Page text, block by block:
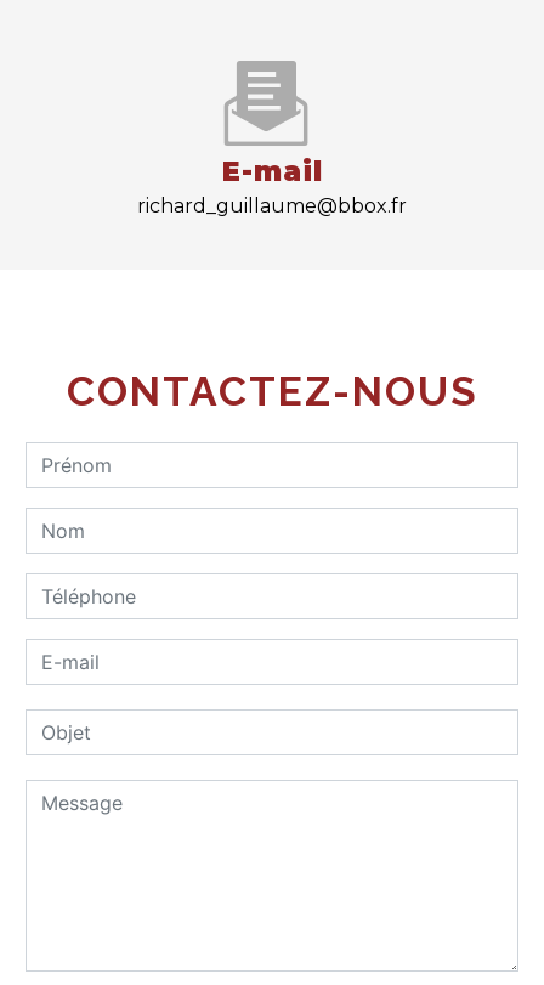
E-mail
richard_guillaume@bbox.fr
CONTACTEZ-NOUS